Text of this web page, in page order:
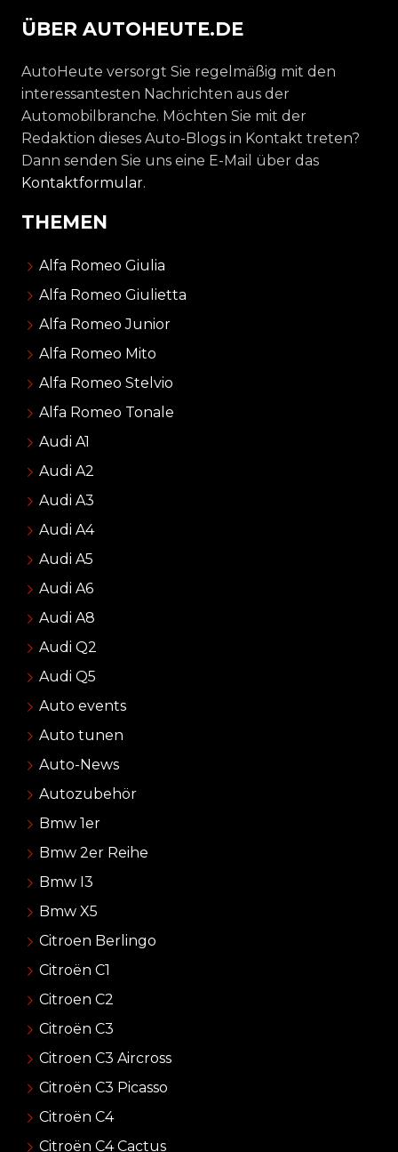
ÜBER AUTOHEUTE.DE
AutoHeute versorgt Sie regelmäßig mit den
interessantesten Nachrichten aus der
Automobilbranche. Möchten Sie mit der
Redaktion dieses Auto-Blogs in Kontakt treten?
Dann senden Sie uns eine E-Mail über das
Kontaktformular.
THEMEN
Alfa Romeo Giulia
Alfa Romeo Giulietta
Alfa Romeo Junior
Alfa Romeo Mito
Alfa Romeo Stelvio
Alfa Romeo Tonale
Audi A1
Audi A2
Audi A3
Audi A4
Audi A5
Audi A6
Audi A8
Audi Q2
Audi Q5
Auto events
Auto tunen
Auto-News
Autozubehör
Bmw 1er
Bmw 2er Reihe
Bmw I3
Bmw X5
Citroen Berlingo
Citroën C1
Citroen C2
Citroën C3
Citroen C3 Aircross
Citroën C3 Picasso
Citroën C4
Citroën C4 Cactus